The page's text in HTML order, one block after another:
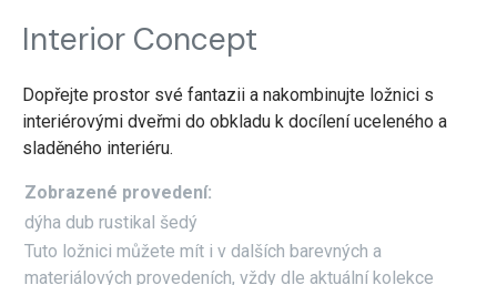
Interior Concept
Dopřejte prostor své fantazii a nakombinujte ložnici s
interiérovými dveřmi do obkladu k docílení uceleného a
sladěného interiéru.
Zobrazené provedení:
dýha dub rustikal šedý
Tuto ložnici můžete mít i v dalších barevných a
materiálových provedeních, vždy dle aktuální kolekce